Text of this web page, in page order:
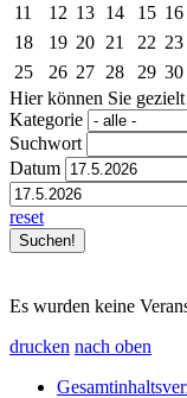
11
12 13 14 15 16
18
19 20 21 22 23
25
26 27 28 29 30
Hier können Sie gezielt
Kategorie
Suchwort
Datum
reset
Es wurden keine
drucken nach oben